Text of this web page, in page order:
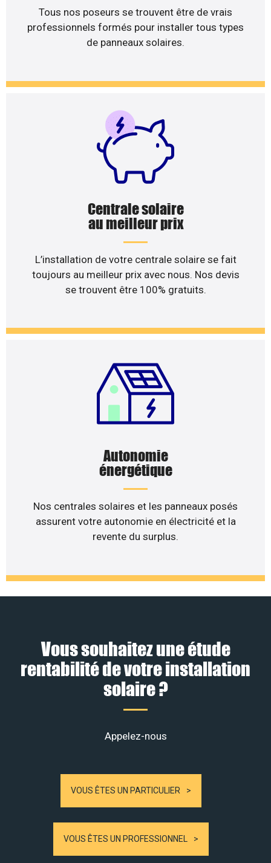
Tous nos poseurs se trouvent être de vrais
professionnels formés pour installer tous types
de panneaux solaires.
Centrale solaire
au meilleur prix
L’installation de votre centrale solaire se fait
toujours au meilleur prix avec nous. Nos devis
se trouvent être 100% gratuits.
Autonomie
énergétique
Nos centrales solaires et les panneaux posés
assurent votre autonomie en électricité et la
revente du surplus.
Vous souhaitez une étude
rentabilité de votre installation
solaire ?
Appelez-nous
VOUS ÊTES UN PARTICULIER
VOUS ÊTES UN PROFESSIONNEL